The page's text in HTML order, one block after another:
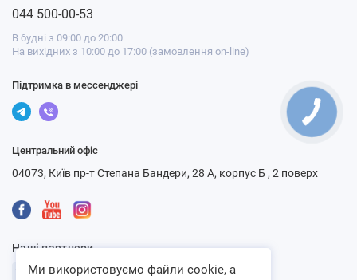
044 500-00-53
В будні з 09:00 до 20:00
На вихідних з 10:00 до 17:00 (замовлення on-line)
Підтримка в мессенджері
Центральний офіс
04073, Київ пр-т Степана Бандери, 28 А, корпус Б , 2 поверх
Наші партнери
Ми використовуємо файли cookie, а